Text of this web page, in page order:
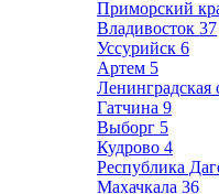
Приморский
Владивосток 37
Уссурийск 6
Артем 5
Ленинградская
Гатчина 9
Выборг 5
Кудрово 4
Республика
Махачкала 36